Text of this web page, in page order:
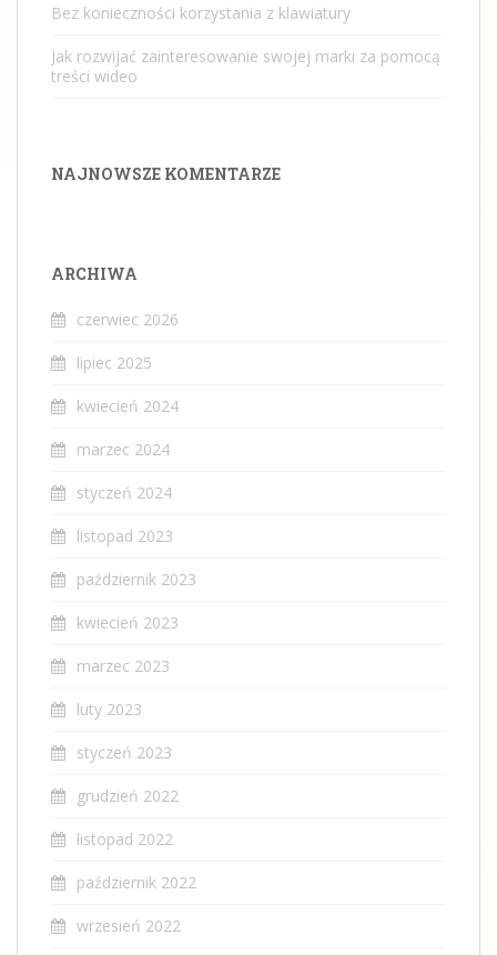
Bez konieczności korzystania z klawiatury
Jak rozwijać zainteresowanie swojej marki za pomocą
treści wideo
NAJNOWSZE KOMENTARZE
ARCHIWA
czerwiec 2026
lipiec 2025
kwiecień 2024
marzec 2024
styczeń 2024
listopad 2023
październik 2023
kwiecień 2023
marzec 2023
luty 2023
styczeń 2023
grudzień 2022
listopad 2022
październik 2022
wrzesień 2022